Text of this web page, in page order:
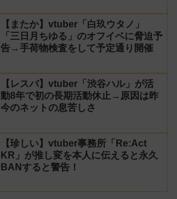
【またか】vtuber「白玖ウタノ」
「三日月ちゆる」のオフイベに脅迫予
告→手荷物検査をして予定通り開催
【レスバ】vtuber「渋谷ハル」が活
動8年で初の長期活動休止→原因は昨
今のネットの息苦しさ
【珍しい】vtuber事務所「Re:Act
KR」が推し変を本人に伝えると永久
BANすると警告！